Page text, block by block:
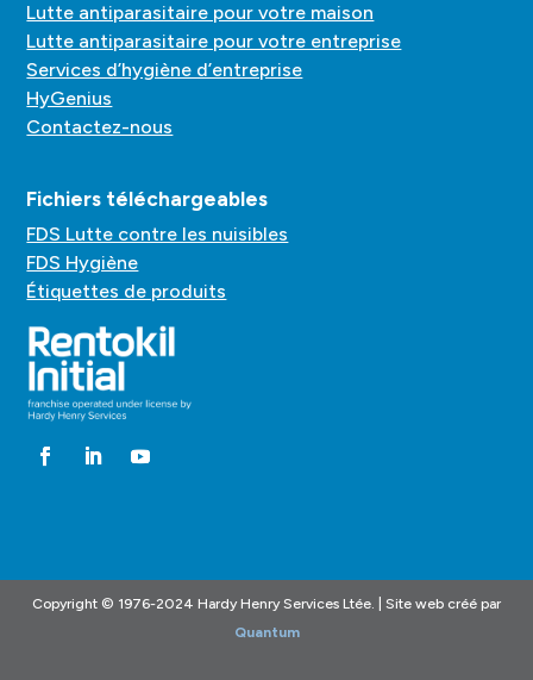
Lutte antiparasitaire pour votre maison
Lutte antiparasitaire pour votre entreprise
Services d’hygiène d’entreprise
HyGenius
Contactez-nous
Fichiers téléchargeables
FDS Lutte contre les nuisibles
FDS Hygiène
Étiquettes de produits
Copyright © 1976-2024 Hardy Henry Services Ltée. | Site web créé par
Quantum